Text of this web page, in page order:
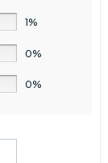
1%
0%
0%